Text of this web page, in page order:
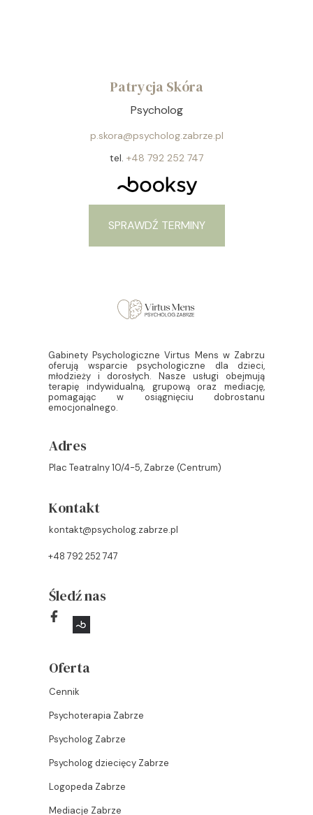
SPRAWDŹ TERMINY
Patrycja Skóra
Psycholog
p.skora@psycholog.zabrze.pl
tel. +48 792 252 747
Gabinety Psychologiczne Virtus Mens w Zabrzu
oferują wsparcie psychologiczne dla dzieci,
młodzieży i dorosłych. Nasze usługi obejmują
terapię indywidualną, grupową oraz mediację,
pomagając w osiągnięciu dobrostanu
emocjonalnego.
Śledź nas
Oferta
Cennik
Psychoterapia Zabrze
Psycholog Zabrze
Psycholog dziecięcy Zabrze
Logopeda Zabrze
Mediacje Zabrze
Adres
Plac Teatralny 10/4-5, Zabrze (Centrum)
Kontakt
+48 792 252 747
kontakt@psycholog.zabrze.pl